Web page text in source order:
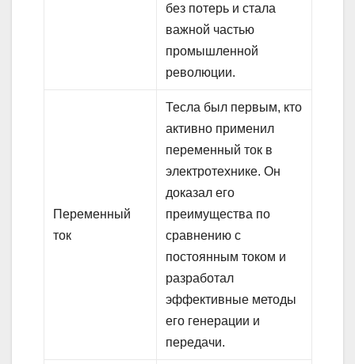
без потерь и стала
важной частью
промышленной
революции.
Переменный
ток
Тесла был первым, кто
активно применил
переменный ток в
электротехнике. Он
доказал его
преимущества по
сравнению с
постоянным током и
разработал
эффективные методы
его генерации и
передачи.